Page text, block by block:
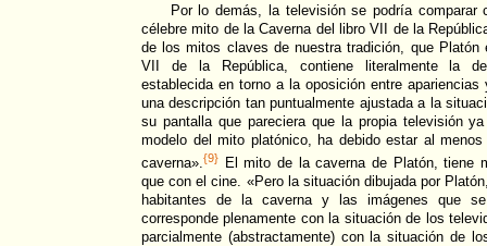
Por lo demás, la televisión se podría comparar
célebre mito de la Caverna del libro VII de la
de los mitos claves de nuestra tradición, que Platón
VII de la República, contiene literalmente la
establecida en torno a la oposición entre apariencias
una descripción tan puntualmente ajustada a la
su pantalla que pareciera que la propia televisión
modelo del mito platónico, ha debido estar al
caverna». {9}
El mito de la caverna de Platón, tiene
que con el cine. «Pero la situación dibujada por
habitantes de la caverna y las imágenes que
corresponde plenamente con la situación de los
parcialmente (abstractamente) con la situación de